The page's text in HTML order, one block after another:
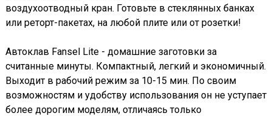
воздухоотводный кран. Готовьте в стеклянных банках
или реторт-пакетах, на любой плите или от розетки!
Автоклав Fansel Lite - домашние заготовки за
считанные минуты. Компактный, легкий и экономичный.
Выходит в рабочий режим за 10-15 мин. По своим
возможностям и удобству использования он не уступает
более дорогим моделям, отличаясь только